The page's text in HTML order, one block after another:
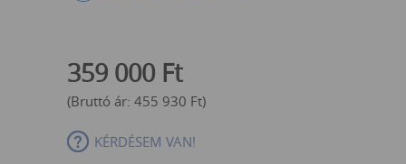
359 000 Ft
(Bruttó ár: 455 930 Ft)
KÉRDÉSEM VAN!